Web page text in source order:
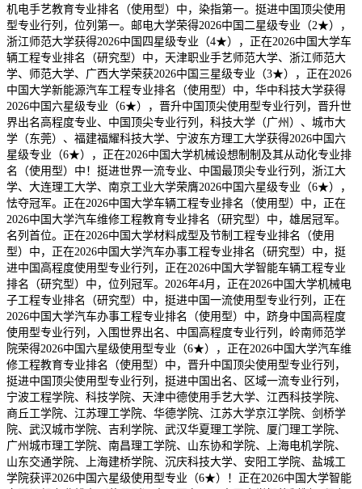
机电手艺教育专业排名（使用型）中，染指第一。挺进中国顶尖使用
型专业行列，位列第一。邮电大学荣得2026中国二星级专业（2★），
浙江师范大学获得2026中国四星级专业（4★），正在2026中国大学车
辆工程专业排名（研究型）中，天津职业手艺师范大学、浙江师范大
学、师范大学、广西大学荣获2026中国三星级专业（3★），正在2026
中国大学新能源汽车工程专业排名（使用型）中，华中科技大学获得
2026中国六星级专业（6★），晋升中国顶尖使用型专业行列，晋升世
界出名高程度专业、中国顶尖专业行列，科技大学（广州）、城市大
学（东莞）、福建福耀科技大学、宁波东方理工大学获得2026中国六
星级专业（6★），正在2026中国大学机械设想制制及其从动化专业排
名（使用型）中！挺进世界一流专业、中国最顶尖专业行列，浙江大
学、大连理工大学、南京工业大学荣膺2026中国六星级专业（6★），
怯夺冠军。正在2026中国大学车辆工程专业排名（使用型）中，正在
2026中国大学汽车维修工程教育专业排名（研究型）中，雄居冠军。
名列首位。正在2026中国大学材料成型及节制工程专业排名（使用
型）中，正在2026中国大学汽车办事工程专业排名（研究型）中，挺
进中国高程度使用型专业行列，正在2026中国大学智能车辆工程专业
排名（研究型）中，位列冠军。2026年4月，正在2026中国大学机械电
子工程专业排名（研究型）中，挺进中国一流使用型专业行列，正在
2026中国大学汽车办事工程专业排名（使用型）中，跻身中国高程度
使用型专业行列，入围世界出名、中国高程度专业行列，岭南师范学
院荣得2026中国六星级使用型专业（6★），正在2026中国大学汽车维
修工程教育专业排名（使用型）中，晋升中国顶尖使用型专业行列，
挺进中国顶尖使用型专业行列，挺进中国出名、区域一流专业行列，
宁波工程学院、科技学院、天津中德使用手艺大学、江西科技学院、
商丘工学院、江苏理工学院、华德学院、江苏大学京江学院、剑桥学
院、武汉城市学院、吉利学院、武汉华夏理工学院、厦门理工学院、
广州城市理工学院、南昌理工学院、山东协和学院、上海电机学院、
山东交通学院、上海建桥学院、沉庆科技大学、安阳工学院、盐城工
学院获评2026中国六星级使用型专业（6★）！正在2026中国大学智能